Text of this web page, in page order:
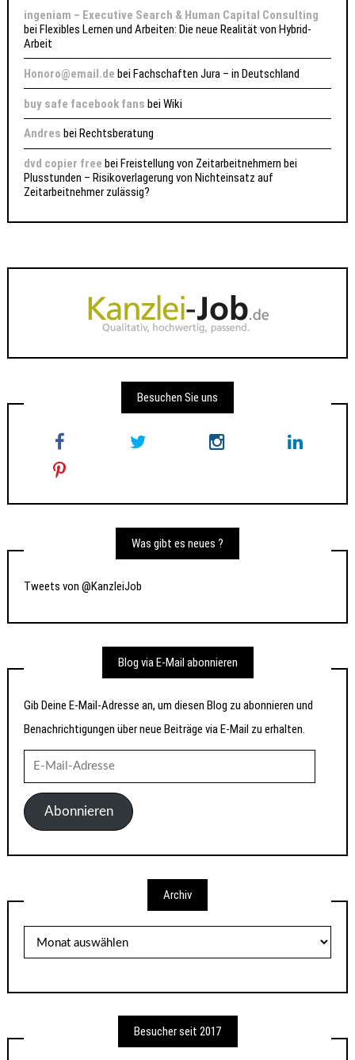
ingeniam – Executive Search & Human Capital Consulting
beiFlexibles Lernen und Arbeiten: Die neue Realität von Hybrid-
Arbeit
Honoro@email.de beiFachschaften Jura – in Deutschland
buy safe facebook fans beiWiki
Andres beiRechtsberatung
dvd copier free beiFreistellung von Zeitarbeitnehmern bei
Plusstunden – Risikoverlagerung von Nichteinsatz auf
Zeitarbeitnehmer zulässig?
Besuchen Sie uns
Was gibt es neues ?
Tweets von @KanzleiJob
Blog via E-Mail abonnieren
Gib Deine E-Mail-Adresse an, um diesen Blog zu abonnieren und
Benachrichtigungen über neue Beiträge via E-Mail zu erhalten.
Mail-
AdresseAbonnieren
Archiv
Besucher seit 2017